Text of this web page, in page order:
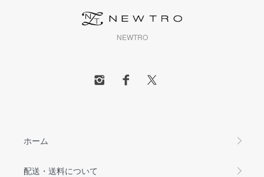
NEWTRO
ホーム
配送・送料について